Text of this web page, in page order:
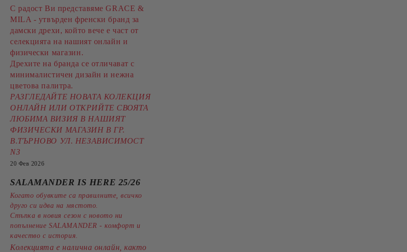
С радост Ви представяме GRACE &
MILA - утвърден френски бранд за
дамски дрехи, който вече е част от
селекцията на нашият онлайн и
физически магазин.
Дрехите на бранда се отличават с
минималистичен дизайн и нежна
цветова палитра.
РАЗГЛЕДАЙТЕ НОВАТА КОЛЕКЦИЯ
ОНЛАЙН ИЛИ ОТКРИЙТЕ СВОЯТА
ЛЮБИМА ВИЗИЯ В НАШИЯТ
ФИЗИЧЕСКИ МАГАЗИН В ГР.
В.ТЪРНОВО УЛ. НЕЗАВИСИМОСТ
N3
20 Фев 2026
SALAMANDER IS HERE 25/26
Когато обувките са правилните, всичко
друго си идва на мястото.
Стъпка в новия сезон с новото ни
попълнение SALAMANDER - комфорт и
качество с история.
Колекцията е налична онлайн, както